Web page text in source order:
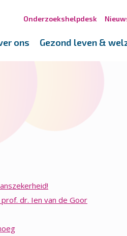
Onderzoekshelpdesk
ons Gezond leven &
prof. dr. Ien van de Goor